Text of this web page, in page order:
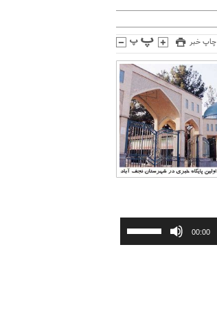
چاپ خبر
00:00
برای
افزایش